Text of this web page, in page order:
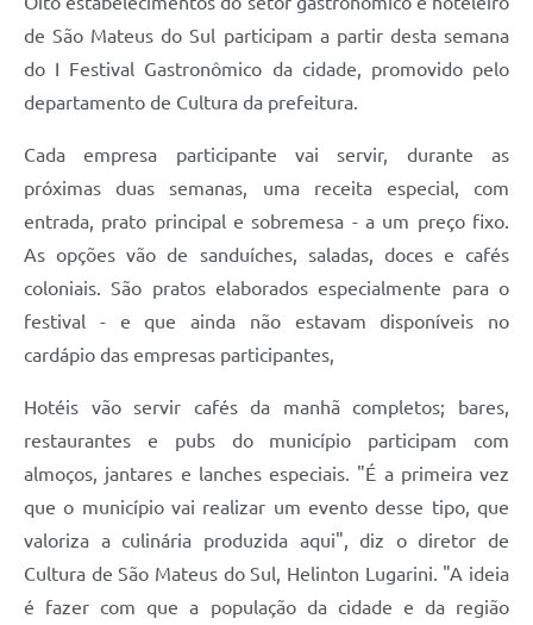
Solicitação de Remoção 2025/2026: Instituições Escolares
Agência do Trabalhador
Previdência Complementar
Cadastro para Castração
Telefones Prefeitura Municipal
Feriados Municipais
Imprensa
Telefones Postos de Saúde
Plantão das Funerárias
Recebimento de Recursos
de São Mateus do Sul participam a partir desta semana
do I Festival Gastronômico da cidade, promovido pelo
departamento de Cultura da prefeitura.
Cada empresa participante vai servir, durante as
próximas duas semanas, uma receita especial, com
entrada, prato principal e sobremesa - a um preço fixo.
As opções vão de sanduíches, saladas, doces e cafés
coloniais. São pratos elaborados especialmente para o
festival - e que ainda não estavam disponíveis no
cardápio das empresas participantes,
Hotéis vão servir cafés da manhã completos; bares,
restaurantes e pubs do município participam com
almoços, jantares e lanches especiais. "É a primeira vez
que o município vai realizar um evento desse tipo, que
valoriza a culinária produzida aqui", diz o diretor de
Cultura de São Mateus do Sul, Helinton Lugarini. "A ideia
é fazer com que a população da cidade e da região